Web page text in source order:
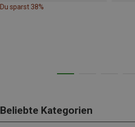
Du sparst 38%
Beliebte Kategorien